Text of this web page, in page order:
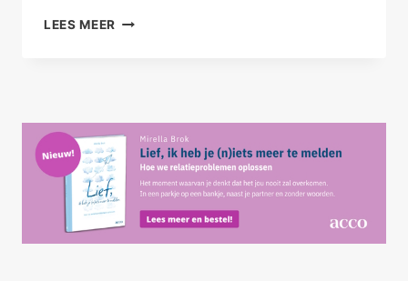
LEES MEER EEN